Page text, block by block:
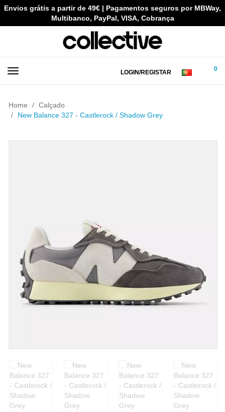
Envios grátis a partir de 49€ | Pagamentos seguros por MBWay,
Multibanco, PayPal, VISA, Cobrança
LOGIN/REGISTAR 0
Home
Calçado
New Balance 327 - Castlerock / Shadow Grey